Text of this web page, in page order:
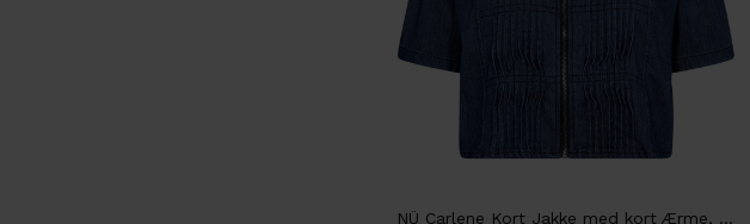
NÜ Carlene Kort Jakke med kort Ærme, Blød Denim